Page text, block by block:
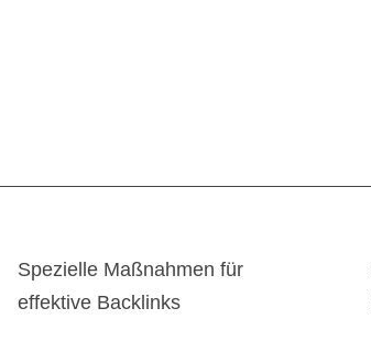
Spezielle Maßnahmen für
effektive Backlinks